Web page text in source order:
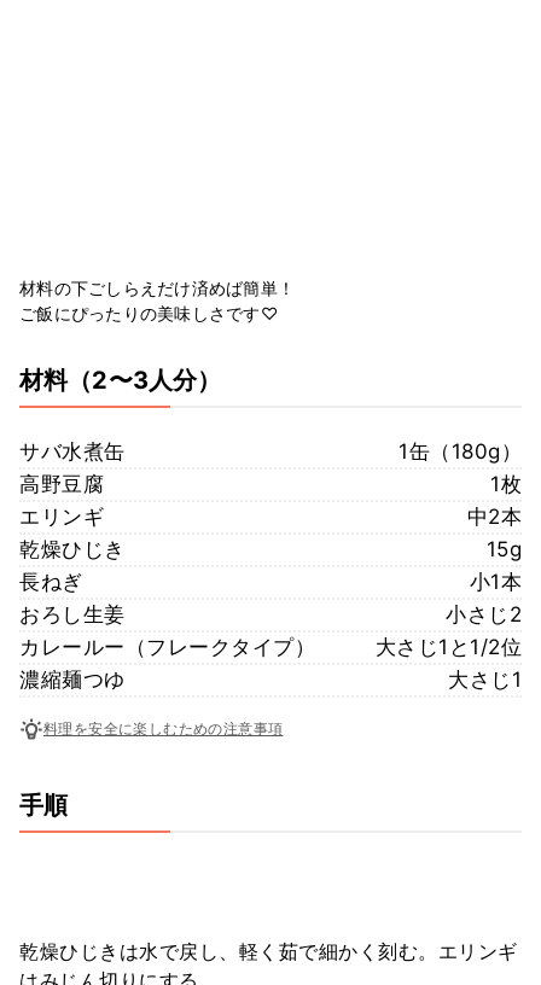
材料の下ごしらえだけ済めば簡単！
ご飯にぴったりの美味しさです♡
材料（2〜3人分）
サバ水煮缶
1缶（180g）
高野豆腐
1枚
エリンギ
中2本
乾燥ひじき
15g
長ねぎ
小1本
おろし生姜
小さじ2
カレールー（フレークタイプ）
大さじ1と1/2位
濃縮麺つゆ
大さじ1
料理を安全に楽しむための注意事項
手順
乾燥ひじきは水で戻し、軽く茹で細かく刻む。エリンギ
はみじん切りにする。